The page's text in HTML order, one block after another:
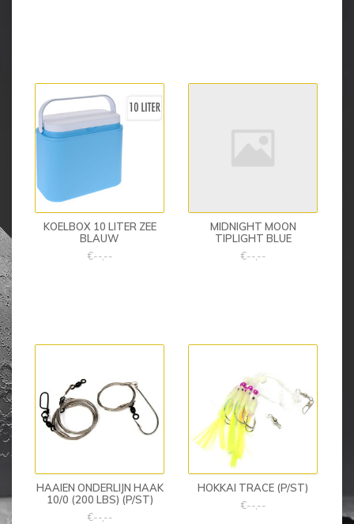
KOELBOX 10 LITER ZEE
BLAUW
€--,--
MIDNIGHT MOON
TIPLIGHT BLUE
€--,--
HAAIEN ONDERLIJN HAAK
10/0 (200 LBS) (P/ST)
€--,--
HOKKAI TRACE (P/ST)
€--,--